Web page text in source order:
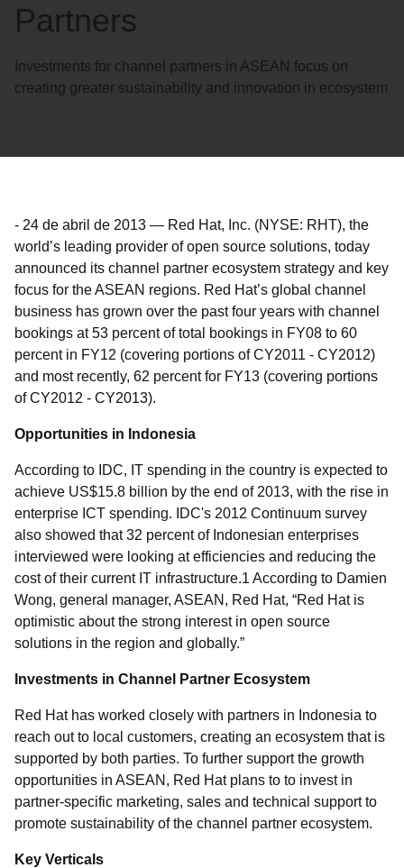
Partners
Investments for channel partners in ASEAN focus on
creating greater sustainability and innovation in ecosystem
- 24 de abril de 2013 — Red Hat, Inc. (NYSE: RHT), the
world’s leading provider of open source solutions, today
announced its channel partner ecosystem strategy and key
focus for the ASEAN regions. Red Hat’s global channel
business has grown over the past four years with channel
bookings at 53 percent of total bookings in FY08 to 60
percent in FY12 (covering portions of CY2011 - CY2012)
and most recently, 62 percent for FY13 (covering portions
of CY2012 - CY2013).
Opportunities in Indonesia
According to IDC, IT spending in the country is expected to
achieve US$15.8 billion by the end of 2013, with the rise in
enterprise ICT spending. IDC's 2012 Continuum survey
also showed that 32 percent of Indonesian enterprises
interviewed were looking at efficiencies and reducing the
cost of their current IT infrastructure.1 According to Damien
Wong, general manager, ASEAN, Red Hat, “Red Hat is
optimistic about the strong interest in open source
solutions in the region and globally.”
Investments in Channel Partner Ecosystem
Red Hat has worked closely with partners in Indonesia to
reach out to local customers, creating an ecosystem that is
supported by both parties. To further support the growth
opportunities in ASEAN, Red Hat plans to to invest in
partner-specific marketing, sales and technical support to
promote sustainability of the channel partner ecosystem.
Key Verticals